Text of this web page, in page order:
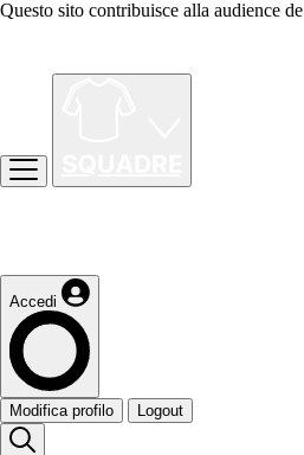
Questo sito contribuisce alla audience de
Accedi
Modifica profilo Logout